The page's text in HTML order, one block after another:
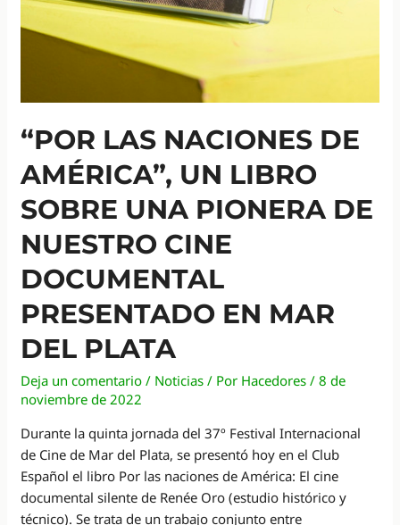
“POR LAS NACIONES DE
AMÉRICA”, UN LIBRO
SOBRE UNA PIONERA DE
NUESTRO CINE
DOCUMENTAL
PRESENTADO EN MAR
DEL PLATA
Deja un comentario / Noticias / Por Hacedores /8 de
noviembre de 2022
Durante la quinta jornada del 37º Festival Internacional
de Cine de Mar del Plata, se presentó hoy en el Club
Español el libro Por las naciones de América: El cine
documental silente de Renée Oro (estudio histórico y
técnico). Se trata de un trabajo conjunto entre